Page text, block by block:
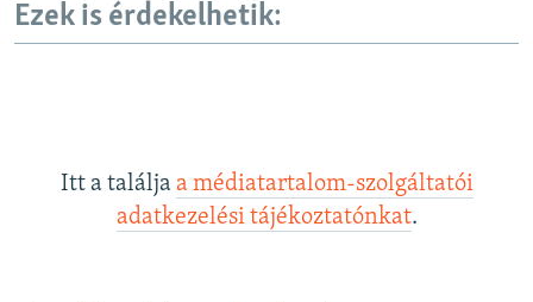
Ezek is érdekelhetik:
Itt a találja a médiatartalom-szolgáltatói
adatkezelési tájékoztatónkat.